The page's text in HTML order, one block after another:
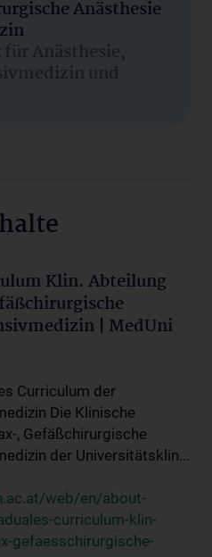
Anästhesie
Anästhesie,
und
Klin. Abteilung
| MedUni
Curriculum der
Die Klinische
, Gefäßchirurgische
der Universitätsklin...
web/en/about-
curriculum-klin-
gefaesschirurgische-